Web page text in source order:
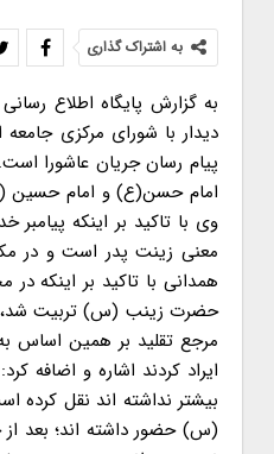
به اشتراک گذاری
به گزارش پایگاه اطلاع
دیدار با شورای مرکزی
امام حسن(ع) و امام حسین
وی با تاکید بر اینکه
معنی زینت پدر است و در
همدانی با تاکید بر اینکه
حضرت زینب (س) تربیت شد،
مرجع تقلید بر همین اساس
بیشتر نداشته اند نقل